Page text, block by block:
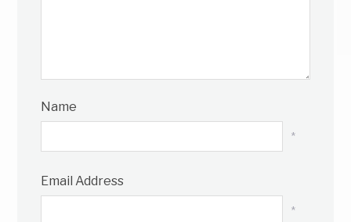
Name
*
Email Address
*